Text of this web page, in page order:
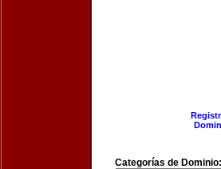
Categorías de Dominio: